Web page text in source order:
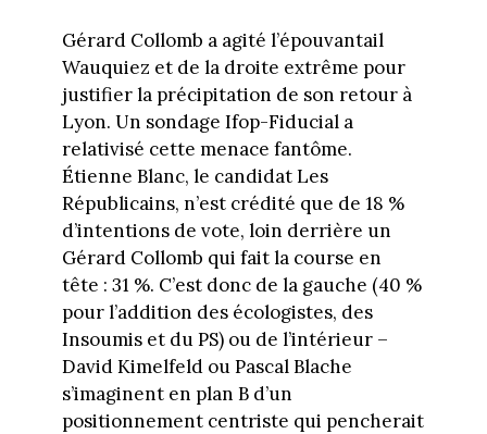
Gérard Collomb a agité l’épouvantail
Wauquiez et de la droite extrême pour
justifier la précipitation de son retour à
Lyon. Un sondage Ifop-Fiducial a
relativisé cette menace fantôme.
Étienne Blanc, le candidat Les
Républicains, n’est crédité que de 18 %
d’intentions de vote, loin derrière un
Gérard Collomb qui fait la course en
tête : 31 %. C’est donc de la gauche (40 %
pour l’addition des écologistes, des
Insoumis et du PS) ou de l’intérieur –
David Kimelfeld ou Pascal Blache
s’imaginent en plan B d’un
positionnement centriste qui pencherait